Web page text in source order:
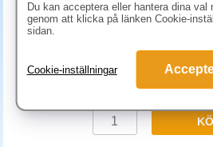
1231.30 kr
Du kan acceptera eller hantera dina val
genom att klicka på länken Cookie-
sidan.
Cookie-inställningar